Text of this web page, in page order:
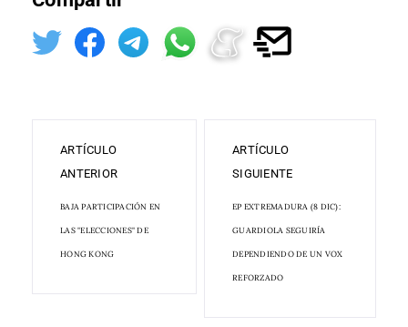
ARTÍCULO
ANTERIOR
BAJA PARTICIPACIÓN EN
LAS "ELECCIONES" DE
HONG KONG
ARTÍCULO
SIGUIENTE
EP EXTREMADURA (8 DIC):
GUARDIOLA SEGUIRÍA
DEPENDIENDO DE UN VOX
REFORZADO